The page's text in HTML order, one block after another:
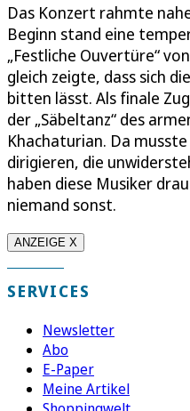
Das Konzert rahmte
Beginn stand eine
„Festliche Ouvertüre“
gleich zeigte, dass sich
bitten lässt. Als finale
der „Säbeltanz“ des
Khachaturian. Da
dirigieren, die
haben diese Musiker
niemand sonst.
ANZEIGE X
SERVICES
Newsletter
Abo
E-Paper
Meine Artikel